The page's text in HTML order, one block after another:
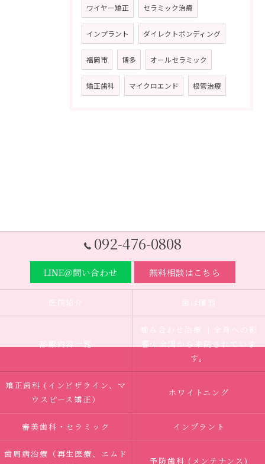
ワイヤー矯正 セラミック治療
インプラント ダイレクトボンディング
福岡市 博多 オールセラミック
矯正歯科 マイクロエンド 根管治療
092-476-0808
LINE＠問い合わせ 無料相談はこちら
医院紹介 歯は臓器
診療内容一覧
噛み合わせ治療 ｜全身への影
響｜全国から来院されていま
す。
矯正歯科 (インビザライン、マ
ウスピース矯正）
ホワイトニング
審美歯科・セラミック インプラント
歯周病治療（再生医療、エムド
予防歯科 (メンテナンス)